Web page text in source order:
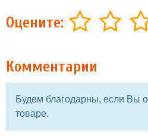
Оцените:
Комментарии
Будем благодарны, если Вы
товаре.